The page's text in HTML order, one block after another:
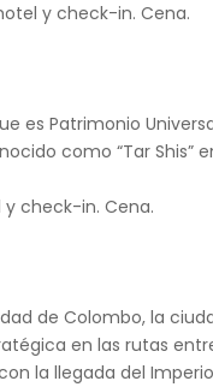
y check-in. Cena.
es Patrimonio
como “Tar Shis”
check-in. Cena.
de Colombo, la
en las rutas
la llegada del Imperio